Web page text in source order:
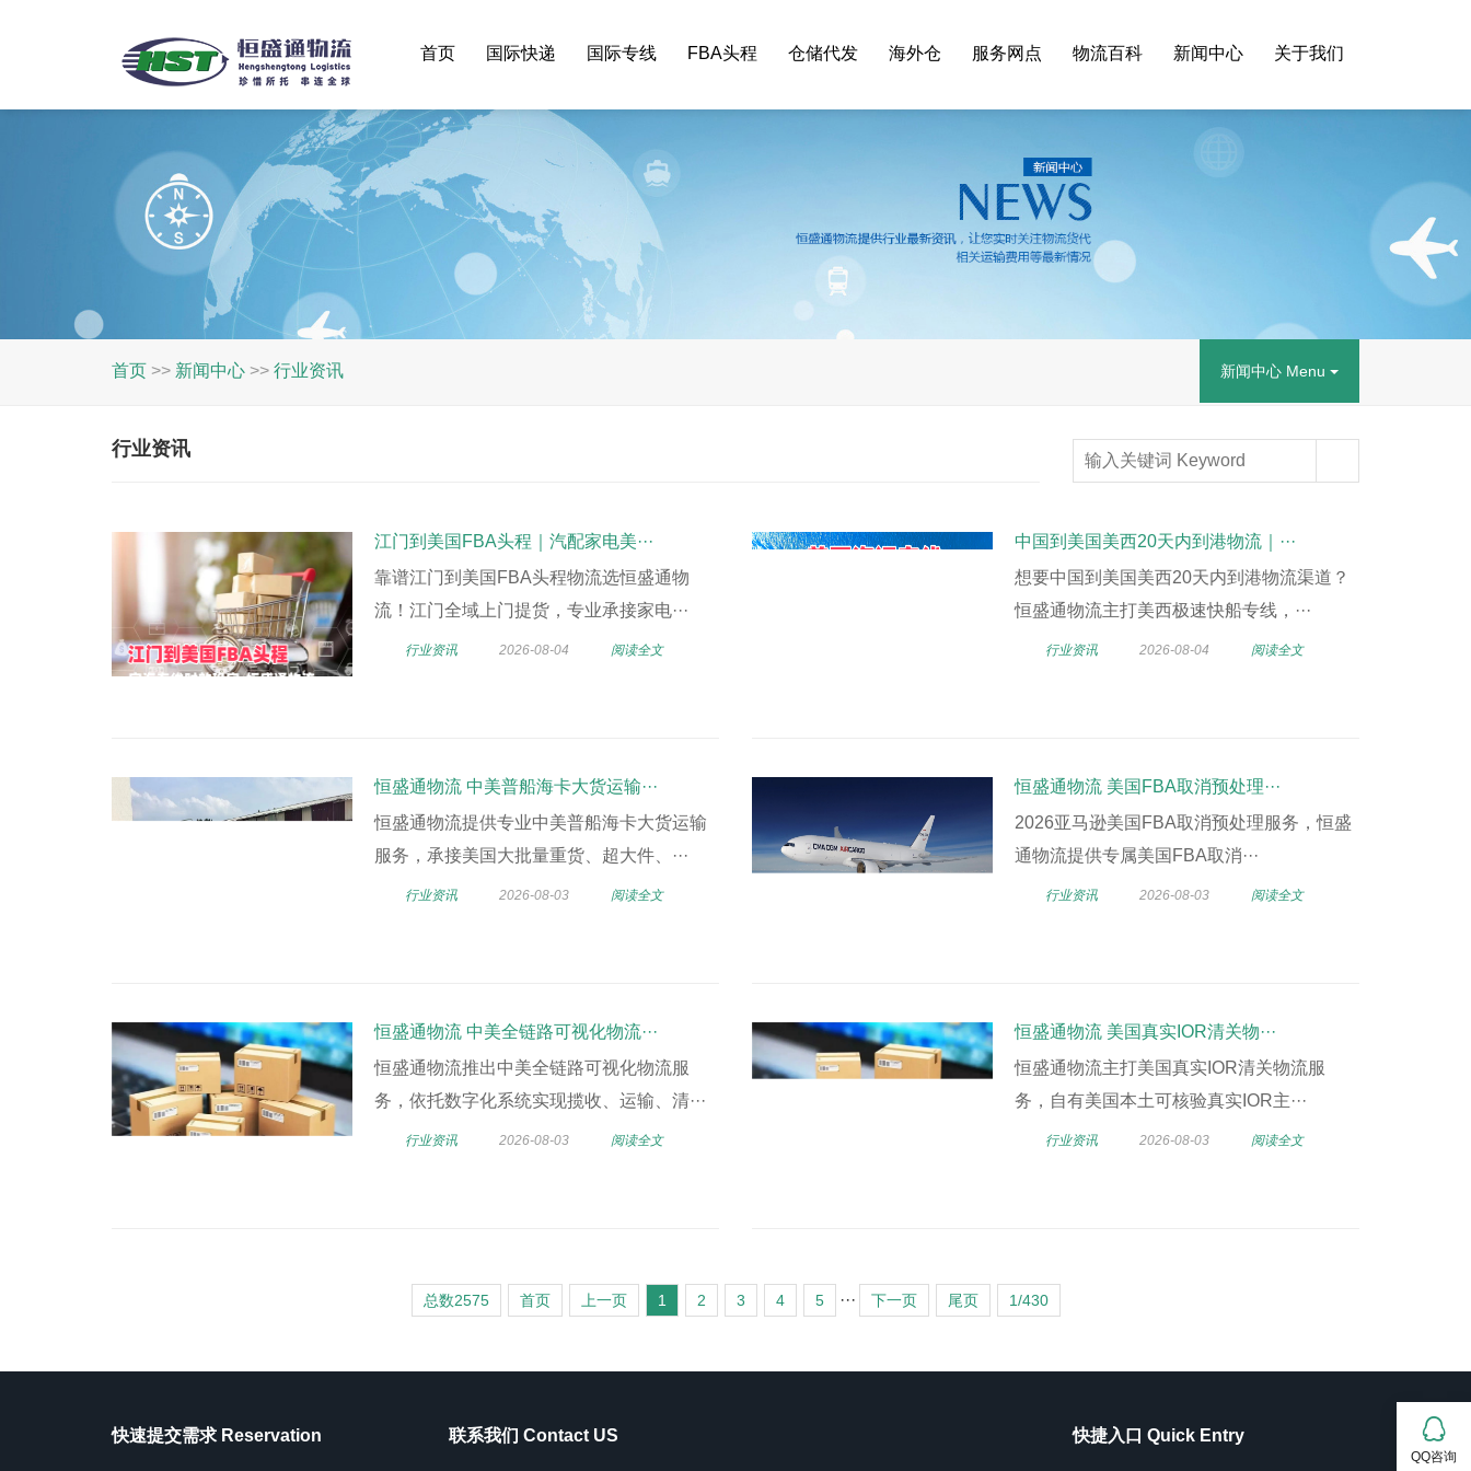
首页 国际快递 国际专线 FBA头程 仓储代发 海外仓 服务网点 物流百科 新闻中心 关于我们
新闻中心 Menu
首页 >> 新闻中心 >> 行业资讯
行业资讯
江门到美国FBA头程｜汽配家电美···
靠谱江门到美国FBA头程物流选恒盛通物
流！江门全域上门提货，专业承接家电···
行业资讯 2026-08-04 阅读全文
中国到美国美西20天内到港物流｜···
想要中国到美国美西20天内到港物流渠道？
恒盛通物流主打美西极速快船专线，···
行业资讯 2026-08-04 阅读全文
恒盛通物流 中美普船海卡大货运输···
恒盛通物流提供专业中美普船海卡大货运输
服务，承接美国大批量重货、超大件、···
行业资讯 2026-08-03 阅读全文
恒盛通物流 美国FBA取消预处理···
2026亚马逊美国FBA取消预处理服务，恒盛
通物流提供专属美国FBA取消···
行业资讯 2026-08-03 阅读全文
恒盛通物流 中美全链路可视化物流···
恒盛通物流推出中美全链路可视化物流服
务，依托数字化系统实现揽收、运输、清···
行业资讯 2026-08-03 阅读全文
恒盛通物流 美国真实IOR清关物···
恒盛通物流主打美国真实IOR清关物流服
务，自有美国本土可核验真实IOR主···
行业资讯 2026-08-03 阅读全文
总数2575 首页 上一页 1 2 3 4 5 ··· 下一页 尾页 1/430
快速提交需求 Reservation 联系我们 Contact US 快捷入口 Quick Entry
QQ咨询